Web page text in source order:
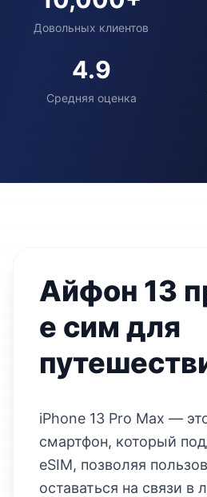
Довольных клиентов
4.9
Средняя оценка
Айфон 13
е сим для
iPhone 13 Pro Max —
смартфон, который
eSIM, позволяя
оставаться на связи в